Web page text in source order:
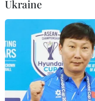
Ukraine